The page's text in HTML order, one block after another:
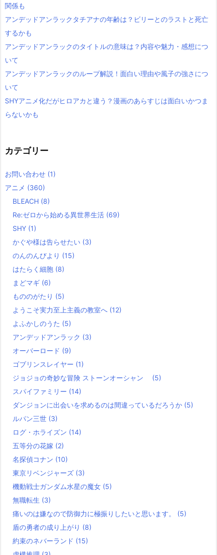
関係も
アンデッドアンラックタチアナの年齢は？ビリーとのラストと死亡
するかも
アンデッドアンラックのタイトルの意味は？内容や魅力・感想につ
いて
アンデッドアンラックのループ解説！面白い理由や風子の強さにつ
いて
SHYアニメ化だがヒロアカと違う？漫画のあらすじは面白いかつま
らないかも
カテゴリー
お問い合わせ (1)
アニメ (360)
BLEACH (8)
Re:ゼロから始める異世界生活 (69)
SHY (1)
かぐや様は告らせたい (3)
のんのんびより (15)
はたらく細胞 (8)
まどマギ (6)
もののがたり (5)
ようこそ実力至上主義の教室へ (12)
よふかしのうた (5)
アンデッドアンラック (3)
オーバーロード (9)
ゴブリンスレイヤー (1)
ジョジョの奇妙な冒険 ストーンオーシャン (5)
スパイファミリー (14)
ダンジョンに出会いを求めるのは間違っているだろうか (5)
ルパン三世 (3)
ログ・ホライズン (14)
五等分の花嫁 (2)
名探偵コナン (10)
東京リベンジャーズ (3)
機動戦士ガンダム水星の魔女 (5)
無職転生 (3)
痛いのは嫌なので防御力に極振りしたいと思います。 (5)
盾の勇者の成り上がり (8)
約束のネバーランド (15)